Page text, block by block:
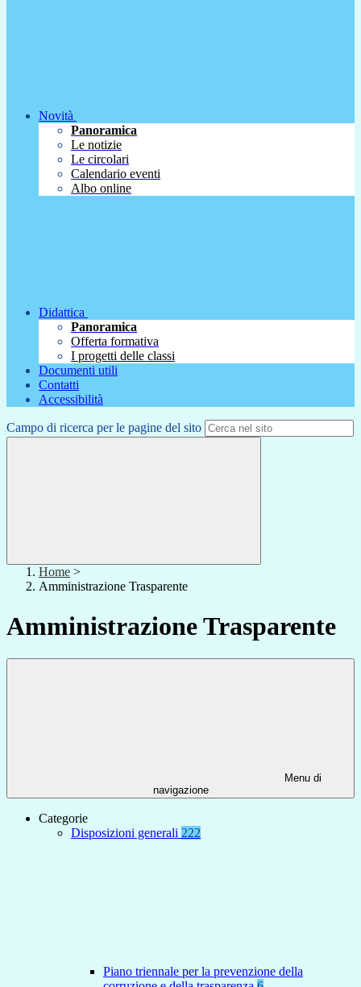
Novità
Panoramica
Le notizie
Le circolari
Calendario eventi
Albo online
Didattica
Panoramica
Offerta formativa
I progetti delle classi
Documenti utili
Contatti
Accessibilità
Campo di ricerca per le pagine del sito
Home >
Amministrazione Trasparente
Amministrazione Trasparente
Menu di
navigazione
Categorie
Disposizioni generali 222
Piano triennale per la prevenzione della